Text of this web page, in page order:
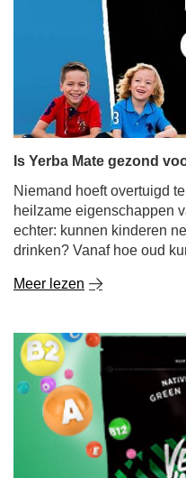
Is Yerba Mate gezond
Niemand hoeft overtuigd
heilzame eigenschappen
echter: kunnen kinderen
drinken? Vanaf hoe oud
Meer lezen